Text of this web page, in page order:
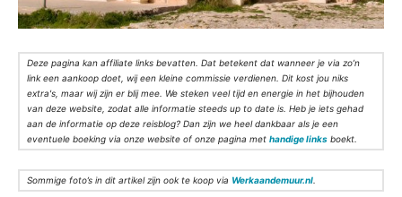
Deze pagina kan affiliate links bevatten. Dat betekent dat wanneer je via zo’n
link een aankoop doet, wij een kleine commissie verdienen. Dit kost jou niks
extra's, maar wij zijn er blij mee. We steken veel tijd en energie in het bijhouden
van deze website, zodat alle informatie steeds up to date is. Heb je iets gehad
aan de informatie op deze reisblog? Dan zijn we heel dankbaar als je een
eventuele boeking via onze website of onze pagina met handige links boekt.
Sommige foto’s in dit artikel zijn ook te koop via Werkaandemuur.nl